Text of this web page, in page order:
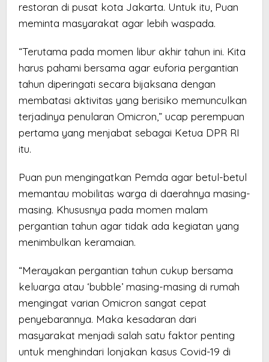
restoran di pusat kota Jakarta. Untuk itu, Puan
meminta masyarakat agar lebih waspada.
“Terutama pada momen libur akhir tahun ini. Kita
harus pahami bersama agar euforia pergantian
tahun diperingati secara bijaksana dengan
membatasi aktivitas yang berisiko memunculkan
terjadinya penularan Omicron,” ucap perempuan
pertama yang menjabat sebagai Ketua DPR RI
itu.
Puan pun mengingatkan Pemda agar betul-betul
memantau mobilitas warga di daerahnya masing-
masing. Khususnya pada momen malam
pergantian tahun agar tidak ada kegiatan yang
menimbulkan keramaian.
“Merayakan pergantian tahun cukup bersama
keluarga atau ‘bubble’ masing-masing di rumah
mengingat varian Omicron sangat cepat
penyebarannya. Maka kesadaran dari
masyarakat menjadi salah satu faktor penting
untuk menghindari lonjakan kasus Covid-19 di